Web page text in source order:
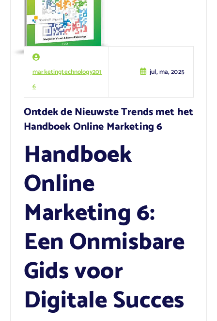
marketingtechnology201
6
jul, ma, 2025
Ontdek de Nieuwste Trends met het
Handboek Online Marketing 6
Handboek
Online
Marketing 6:
Een Onmisbare
Gids voor
Digitale Succes